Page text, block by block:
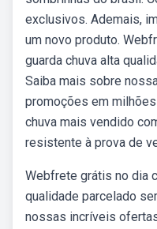
exclusivos. Ademais,
um novo produto.
guarda chuva alta
Saiba mais sobre
promoções em
chuva mais vendido
resistente à prova de
Webfrete grátis no dia
qualidade parcelado
nossas incríveis